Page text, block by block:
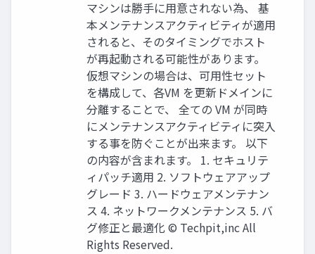
マシンは勝手に用意されない為、 基
本メンテナンスアクティビティが適用
されると、そのタイミングでホスト
が再起動される可能性があります。
仮想マシンの場合は、可用性セット
を構成して、各VM を更新ドメインに
分離することで、 全ての VM が同時
にメンテナンスアクティビティに突入
する事を防ぐことが出来ます。 以下
の内容が含まれます。 1. セキュリテ
ィパッチ適用 2. ソフトウェアアップ
グレード 3. ハードウェアメンテナン
ス 4. ネットワークメンテナンス 5. バ
グ修正と最適化 © Techpit,inc All
Rights Reserved.